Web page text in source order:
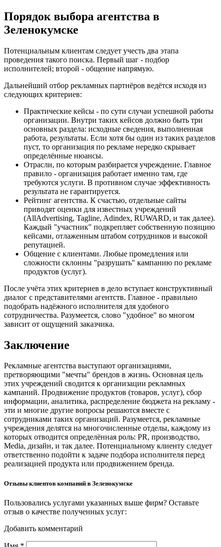
Порядок выбора агентства в
Зеленокумске
Потенциальным клиентам следует учесть два этапа
проведения такого поиска. Первый шаг - подбор
исполнителей; второй - общение напрямую.
Дальнейший отбор рекламных партнёров ведётся исходя из
следующих критериев:
Практические кейсы - по сути случаи успешной работы
организации. Внутри таких кейсов должно быть три
основных раздела: исходные сведения, выполненная
работа, результаты. Если хотя бы один из таких разделов
пуст, то организация по рекламе нередко скрывает
определённые нюансы.
Отрасли, по которым разбирается учреждение. Главное
правило - организация работает именно там, где
требуются услуги. В противном случае эффективность
результата не гарантируется.
Рейтинг агентства. К счастью, отдельные сайты
приводят оценки для известных учреждений
(AllAdvertising, Tagline, Adindex, RUWARD, и так далее).
Каждый "участник" подкрепляет собственную позицию
кейсами, отлаженным штабом сотрудников и высокой
репутацией.
Общение с клиентами. Любые промедления или
сложности склонны "разрушать" кампанию по рекламе
продуктов (услуг).
После учёта этих критериев в дело вступает конструктивный
диалог с представителями агентств. Главное - правильно
подобрать надёжного исполнителя для удобного
сотрудничества. Разумеется, слово "удобное" во многом
зависит от ощущений заказчика.
Заключение
Рекламные агентства выступают организациями,
претворяющими "мечты" брендов в жизнь. Основная цель
этих учреждений сводится к организации рекламных
кампаний. Продвижение продуктов (товаров, услуг), сбор
информации, аналитика, распределение бюджета на рекламу -
эти и многие другие вопросы решаются вместе с
сотрудниками таких организаций. Разумеется, рекламные
учреждения делятся на многочисленные отделы, каждому из
которых отводится определённая роль: PR, производство,
Media, дизайн, и так далее. Потенциальному клиенту следует
ответственно подойти к задаче подбора исполнителя перед
реализацией продукта или продвижением бренда.
Отзывы клиентов компаний в Зеленокумске
Пользовались услугами указанных выше фирм? Оставьте
отзыв о качестве полученных услуг:
Добавить комментарий